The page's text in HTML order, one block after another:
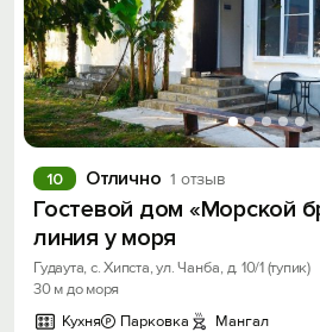
Отлично 1 отзыв
10
Гостевой дом «Морской
линия у моря
Гудаута, с. Хипста, ул. Чанба, д. 10/1 (тупик)
30 м до моря
Кухня
Парковка Мангал